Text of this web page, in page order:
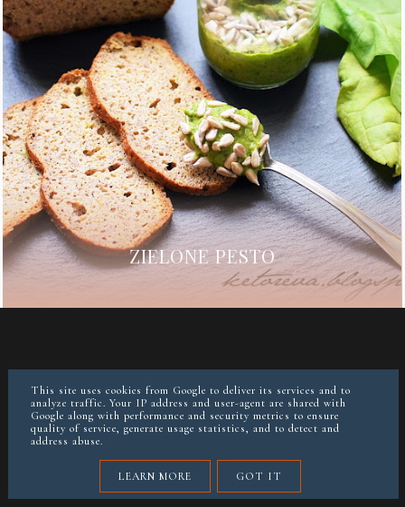
ZIELONE PESTO
This site uses cookies from Google to deliver its services and to
analyze traffic. Your IP address and user-agent are shared with
Google along with performance and security metrics to ensure
quality of service, generate usage statistics, and to detect and
address abuse.
LEARN MORE GOT IT